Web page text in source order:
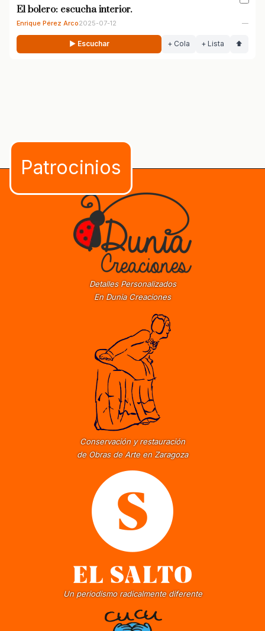
El bolero: escucha interior.
Enrique Pérez Arco2025-07-12 —
▶ Escuchar + Cola + Lista ⬆
Detalles Personalizados
En Dunia Creaciones
Conservación y restauración
de Obras de Arte en Zaragoza
Un periodismo radicalmente diferente